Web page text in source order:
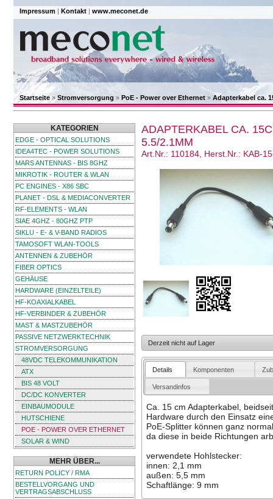
Impressum | Kontakt | www.meconet.de
Startseite»Stromversorgung » PoE - Power over Ethernet » Adapterkabel ca.
KATEGORIEN
EDGE - OPTICAL SOLUTIONS
IDEA4TEC - POWER SOLUTIONS
MARS ANTENNAS - BIS 8GHZ
MIKROTIK - ROUTER & WLAN
PC ENGINES - X86 SBC
PLANET - DSL & MEDIACONVERTER
RF-ELEMENTS - WLAN
SIAE 4GHZ - 80GHZ PTP
SIKLU - E- & V-BAND RADIOS
TAMOSOFT WLAN-TOOLS
ANTENNEN & ZUBEHÖR
FIBER OPTICS
GEHÄUSE
HARDWARE (EINZELTEILE)
HF-KOAXIALKABEL
HF-VERBINDER & ZUBEHÖR
MAST & MASTZUBEHÖR
PASSIVE NETZWERKTECHNIK
STROMVERSORGUNG
48VDC TELEKOMMUNIKATION
ATX
BIS 48 VOLT
DC/DC KONVERTER
EINBAUMODULE
HUTSCHIENE
POE - POWER OVER ETHERNET
SOLAR & WIND
MEHR ÜBER...
RETURN POLICY / RMA
BESTELLVORGANG UND
VERTRAGSABSCHLUSS
ADAPTERKABEL CA.
5.5/2.1MM
Art.Nr.: 110184, Herst.Nr.: KAB-
Derzeit nicht auf Lager
Details Komponenten
Versandinfos
Ca. 15 cm Adapterkabel,
Hardware durch den Einsatz
PoE-Splitter können ganz
da diese in beide Richtungen
verwendete Hohlstecker:
innen: 2,1 mm
außen: 5,5 mm
Schaftlänge: 9 mm